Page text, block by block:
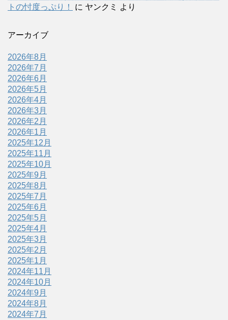
トの忖度っぷり！
に ヤンクミ より
アーカイブ
2026年8月
2026年7月
2026年6月
2026年5月
2026年4月
2026年3月
2026年2月
2026年1月
2025年12月
2025年11月
2025年10月
2025年9月
2025年8月
2025年7月
2025年6月
2025年5月
2025年4月
2025年3月
2025年2月
2025年1月
2024年11月
2024年10月
2024年9月
2024年8月
2024年7月